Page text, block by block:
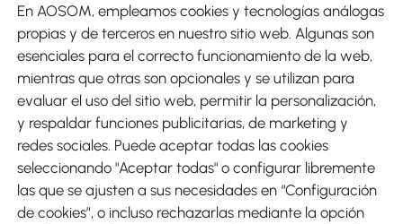
Métodos de Pago
Envíos
En AOSOM, empleamos cookies y tecnologías análogas
propias y de terceros en nuestro sitio web. Algunas son
esenciales para el correcto funcionamiento de la web,
mientras que otras son opcionales y se utilizan para
evaluar el uso del sitio web, permitir la personalización,
y respaldar funciones publicitarias, de marketing y
redes sociales. Puede aceptar todas las cookies
seleccionando "Aceptar todas" o configurar libremente
las que se ajusten a sus necesidades en “Configuración
de cookies”, o incluso rechazarlas mediante la opción